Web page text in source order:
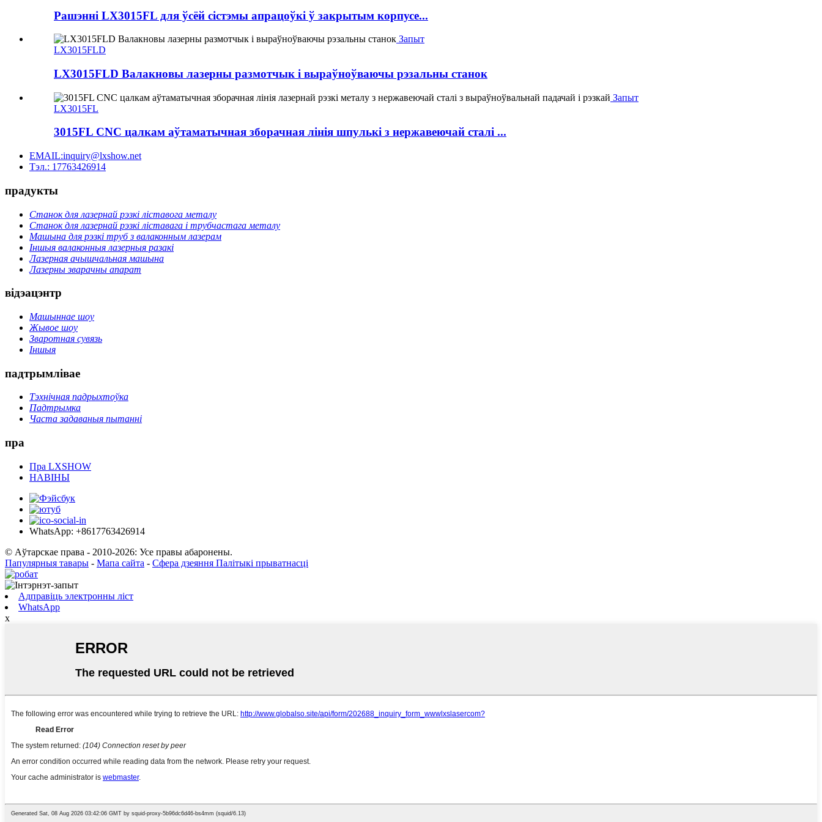
Рашэнні LX3015FL для ўсёй сістэмы апрацоўкі ў закрытым корпусе...
Запыт
LX3015FLD
LX3015FLD Валакновы лазерны размотчык і выраўноўваючы рэзальны станок
Запыт
LX3015FL
3015FL CNC цалкам аўтаматычная зборачная лінія шпулькі з нержавеючай сталі ...
EMAIL:inquiry@lxshow.net
Тэл.: 17763426914
прадукты
Станок для лазернай рэзкі ліставога металу
Станок для лазернай рэзкі ліставага і трубчастага металу
Машына для рэзкі труб з валаконным лазерам
Іншыя валаконныя лазерныя разакі
Лазерная ачышчальная машына
Лазерны зварачны апарат
відэацэнтр
Машыннае шоу
Жывое шоу
Зваротная сувязь
Іншыя
падтрымлівае
Тэхнічная падрыхтоўка
Падтрымка
Часта задаваныя пытанні
пра
Пра LXSHOW
НАВІНЫ
WhatsApp: +8617763426914
© Аўтарскае права - 2010-2026: Усе правы абаронены.
Папулярныя тавары - Мапа сайта - Сфера дзеяння Палітыкі прыватнасці
Адправіць электронны ліст
WhatsApp
x